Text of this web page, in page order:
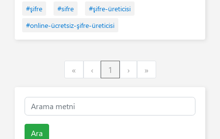
#şifre #sifre
#şifre-üreticisi
#online-ücretsiz-şifre-üreticisi
«First ‹Previous
1 ›Next»Last
Ara